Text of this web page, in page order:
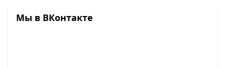
Мы в ВКонтакте